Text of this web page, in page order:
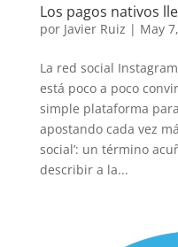
Los pagos nativos
por Javier Ruiz | May
La red social
está poco a poco
simple plataforma
apostando cada vez
social’: un término
describir a la...